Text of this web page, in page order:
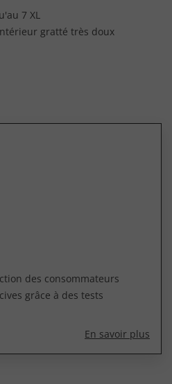
7 XL
gratté très doux
des consommateurs
grâce à des tests
En savoir plus